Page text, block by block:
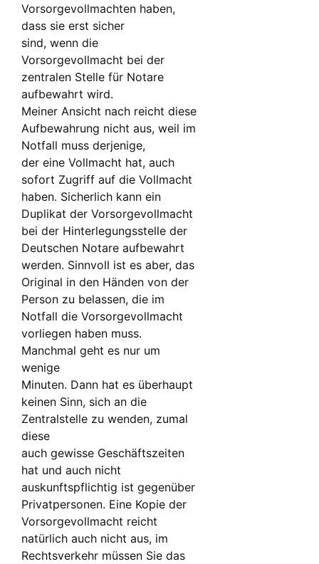
Vorsorgevollmachten haben,
dass sie erst sicher
sind, wenn die
Vorsorgevollmacht bei der
zentralen Stelle für Notare
aufbewahrt wird.
Meiner Ansicht nach reicht diese
Aufbewahrung nicht aus, weil im
Notfall muss derjenige,
der eine Vollmacht hat, auch
sofort Zugriff auf die Vollmacht
haben. Sicherlich kann ein
Duplikat der Vorsorgevollmacht
bei der Hinterlegungsstelle der
Deutschen Notare aufbewahrt
werden. Sinnvoll ist es aber, das
Original in den Händen von der
Person zu belassen, die im
Notfall die Vorsorgevollmacht
vorliegen haben muss.
Manchmal geht es nur um
wenige
Minuten. Dann hat es überhaupt
keinen Sinn, sich an die
Zentralstelle zu wenden, zumal
diese
auch gewisse Geschäftszeiten
hat und auch nicht
auskunftspflichtig ist gegenüber
Privatpersonen. Eine Kopie der
Vorsorgevollmacht reicht
natürlich auch nicht aus, im
Rechtsverkehr müssen Sie das